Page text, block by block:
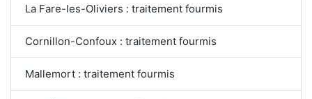
La Fare-les-Oliviers : traitement fourmis
Cornillon-Confoux : traitement fourmis
Mallemort : traitement fourmis